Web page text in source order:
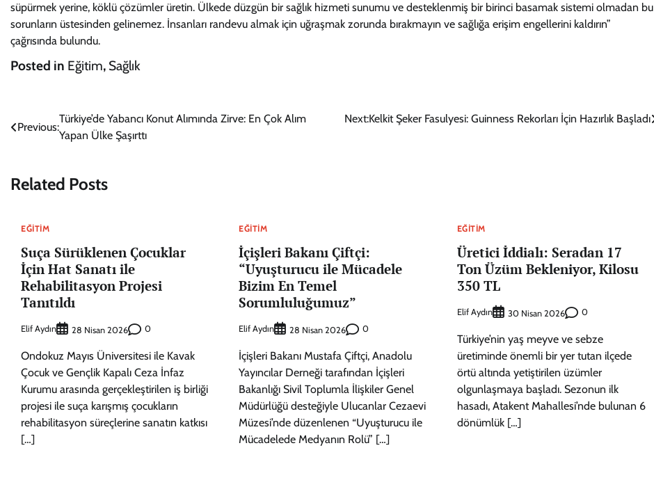
süpürmek yerine, köklü çözümler üretin. Ülkede düzgün bir sağlık hizmeti sunumu ve desteklenmiş bir birinci basamak sistemi olmadan bu
sorunların üstesinden gelinemez. İnsanları randevu almak için uğraşmak zorunda bırakmayın ve sağlığa erişim engellerini kaldırın”
çağrısında bulundu.
Posted in Eğitim, Sağlık
Yazı
gezinmesi
Previous:
Türkiye’de Yabancı Konut Alımında Zirve: En Çok Alım
Yapan Ülke Şaşırttı
Next:Kelkit Şeker Fasulyesi: Guinness Rekorları İçin Hazırlık Başladı
Related Posts
EĞITIM
Suça Sürüklenen Çocuklar
İçin Hat Sanatı ile
Rehabilitasyon Projesi
Tanıtıldı
Elif Aydın 28 Nisan 2026 0
Ondokuz Mayıs Üniversitesi ile Kavak
Çocuk ve Gençlik Kapalı Ceza İnfaz
Kurumu arasında gerçekleştirilen iş birliği
projesi ile suça karışmış çocukların
rehabilitasyon süreçlerine sanatın katkısı
[…]
EĞITIM
İçişleri Bakanı Çiftçi:
“Uyuşturucu ile Mücadele
Bizim En Temel
Sorumluluğumuz”
Elif Aydın 28 Nisan 2026 0
İçişleri Bakanı Mustafa Çiftçi, Anadolu
Yayıncılar Derneği tarafından İçişleri
Bakanlığı Sivil Toplumla İlişkiler Genel
Müdürlüğü desteğiyle Ulucanlar Cezaevi
Müzesi’nde düzenlenen “Uyuşturucu ile
Mücadelede Medyanın Rolü” […]
EĞITIM
Üretici İddialı: Seradan 17
Ton Üzüm Bekleniyor, Kilosu
350 TL
Elif Aydın 30 Nisan 2026 0
Türkiye’nin yaş meyve ve sebze
üretiminde önemli bir yer tutan ilçede
örtü altında yetiştirilen üzümler
olgunlaşmaya başladı. Sezonun ilk
hasadı, Atakent Mahallesi’nde bulunan 6
dönümlük […]